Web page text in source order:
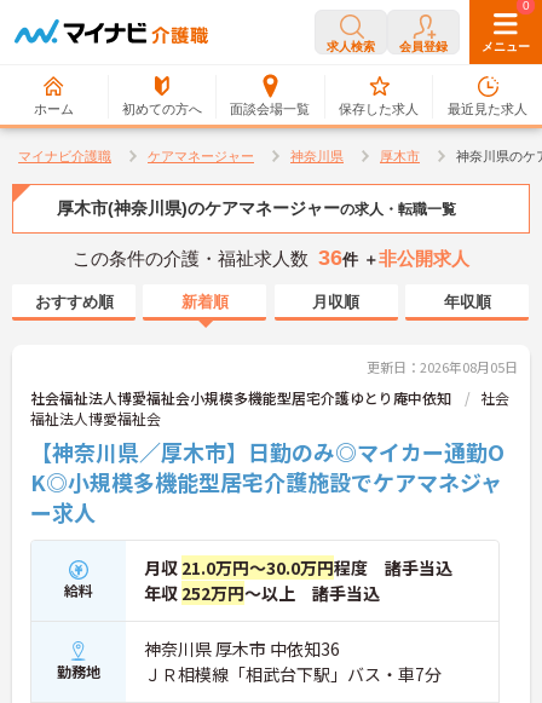
求人検索 会員登録 メニュー
ホーム 初めての方へ 面談会場一覧
0
保存した求人
0
最近見た求人
マイナビ介護職 ケアマネージャー 神奈川県 厚木市 神奈川県のケ
厚木市(神奈川県)のケアマネージャーの求人・転職一覧
この条件の介護・福祉求人数 36件 ＋非公開求人
おすすめ順 新着順 月収順 年収順
更新日：2026年08月05日
社会福祉法人博愛福祉会小規模多機能型居宅介護ゆとり庵中依知
社会
福祉法人博愛福祉会
【神奈川県／厚木市】日勤のみ◎マイカー通勤O
K◎小規模多機能型居宅介護施設でケアマネジャ
ー求人
給料
月収 21.0万円～30.0万円程度 諸手当込
年収 252万円～以上 諸手当込
勤務地
神奈川県 厚木市 中依知36
ＪＲ相模線「相武台下駅」バス・車7分